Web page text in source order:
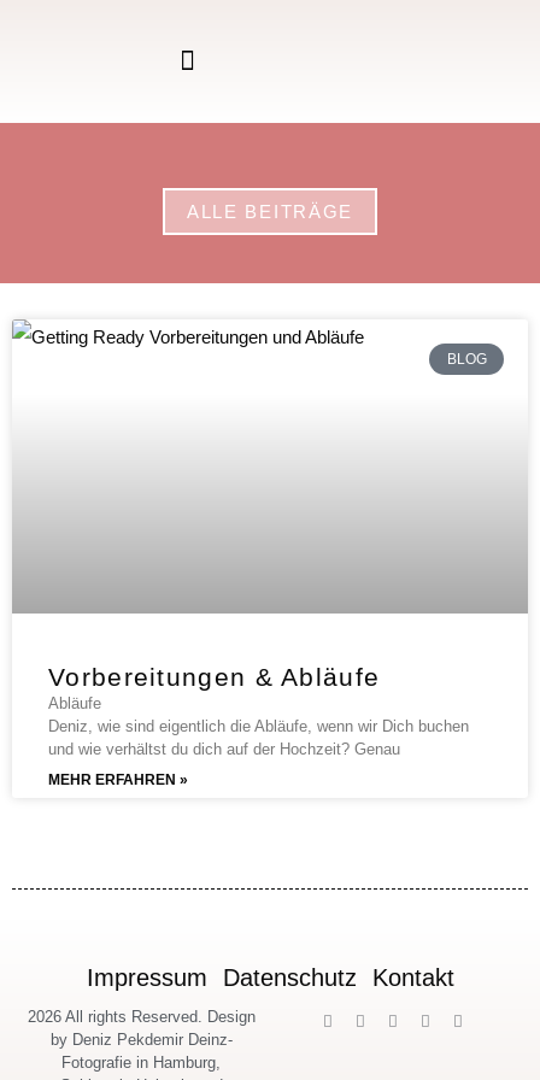
ALLE BEITRÄGE
BLOG
Vorbereitungen & Abläufe
Abläufe
Deniz, wie sind eigentlich die Abläufe, wenn wir Dich buchen
und wie verhältst du dich auf der Hochzeit? Genau
MEHR ERFAHREN »
Impressum Datenschutz Kontakt
2026 All rights Reserved. Design
by Deniz Pekdemir Deinz-
Fotografie in Hamburg,